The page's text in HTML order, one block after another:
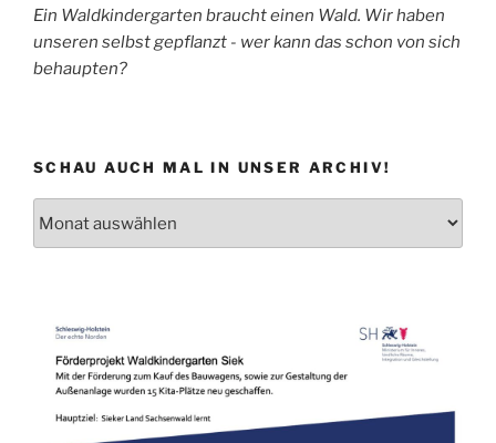
Ein Waldkindergarten braucht einen Wald. Wir haben
unseren selbst gepflanzt - wer kann das schon von sich
behaupten?
SCHAU AUCH MAL IN UNSER ARCHIV!
Archiv!